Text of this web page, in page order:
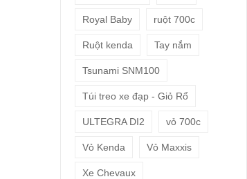
Royal Baby ruột 700c
Ruột kenda Tay nắm
Tsunami SNM100
Túi treo xe đạp - Giỏ Rổ
ULTEGRA DI2 vỏ 700c
Vỏ Kenda Vỏ Maxxis
Xe Chevaux